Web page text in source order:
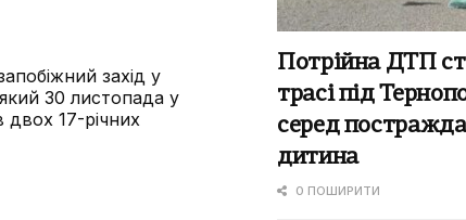
захід у
30 листопада у
двох 17-річних
Потрійна ДТП
трасі під
серед
дитина
0 ПОШИРИТИ